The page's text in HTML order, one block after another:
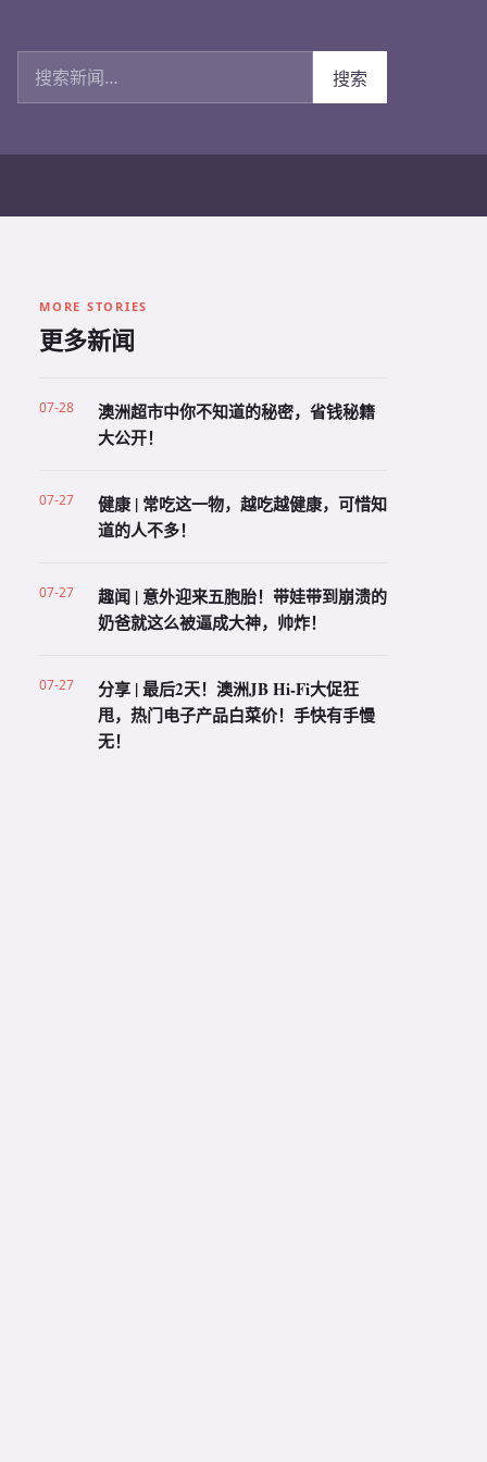
搜索新闻
搜索
MORE STORIES
更多新闻
07-28
澳洲超市中你不知道的秘密，省钱秘籍
大公开！
07-27
健康 | 常吃这一物，越吃越健康，可惜知
道的人不多！
07-27
趣闻 | 意外迎来五胞胎！带娃带到崩溃的
奶爸就这么被逼成大神，帅炸！
07-27
分享 | 最后2天！澳洲JB Hi-Fi大促狂
甩，热门电子产品白菜价！手快有手慢
无！